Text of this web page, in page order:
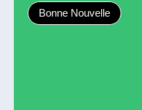
Bonne Nouvelle